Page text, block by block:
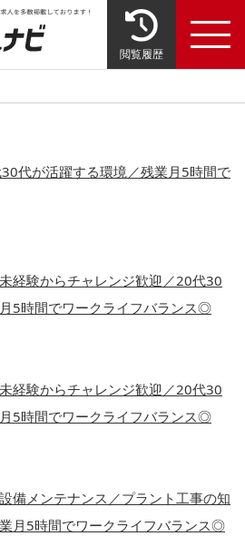
閲覧履歴
30代が活躍する環境／残業月5時間で
経験からチャレンジ歓迎／20代30
5時間でワークライフバランス◎
経験からチャレンジ歓迎／20代30
5時間でワークライフバランス◎
備メンテナンス／プラント工事の知
月5時間でワークライフバランス◎